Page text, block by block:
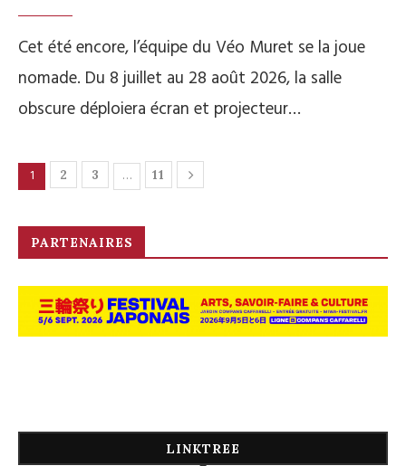
Cet été encore, l’équipe du Véo Muret se la joue
nomade. Du 8 juillet au 28 août 2026, la salle
obscure déploiera écran et projecteur…
1 2 3 … 11
PARTENAIRES
LINKTREE